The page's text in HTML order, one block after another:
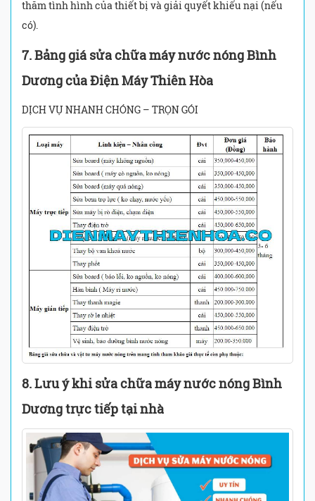
thăm tình hình của thiết bị và giải quyết khiếu nại (nếu
có).
7.Bảng giá sửa chữa máy nước nóng Bình
Dương của Điện Máy Thiên Hòa
DỊCH VỤ NHANH CHÓNG – TRỌN GÓI
8. Lưu ý khi sửa chữa máy nước nóng Bình
Dương trực tiếp tại nhà